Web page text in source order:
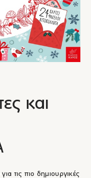
και
τις πιο δημιουργικές